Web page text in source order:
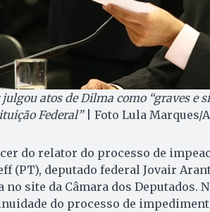
julgou atos de Dilma como “graves e
Federal”| Foto Lula Marques/
do relator do processo de
(PT), deputado federal Jovair
no site da Câmara dos Deputados.
do processo de